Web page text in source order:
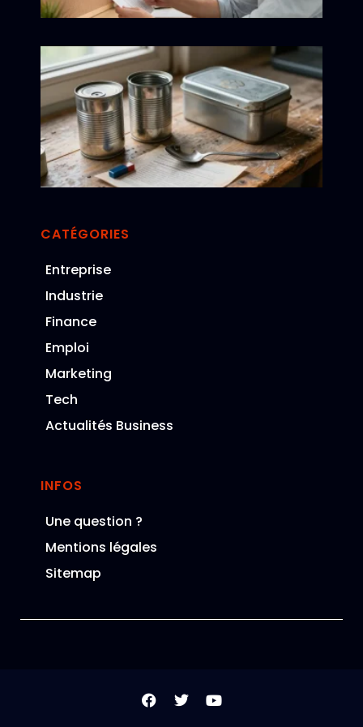
CATÉGORIES
Entreprise
Industrie
Finance
Emploi
Marketing
Tech
Actualités Business
INFOS
Une question ?
Mentions légales
Sitemap